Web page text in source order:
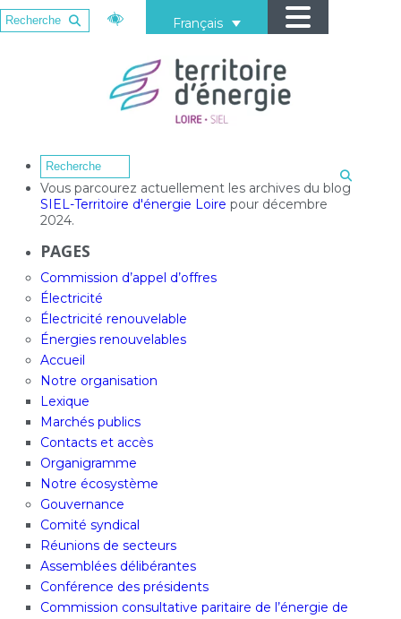
Français
Vous parcourez actuellement les archives du blog
SIEL-Territoire d'énergie Loire pour décembre
2024.
PAGES
Commission d’appel d’offres
Électricité
Électricité renouvelable
Énergies renouvelables
Accueil
Notre organisation
Lexique
Marchés publics
Contacts et accès
Organigramme
Notre écosystème
Gouvernance
Comité syndical
Réunions de secteurs
Assemblées délibérantes
Conférence des présidents
Commission consultative paritaire de l’énergie de